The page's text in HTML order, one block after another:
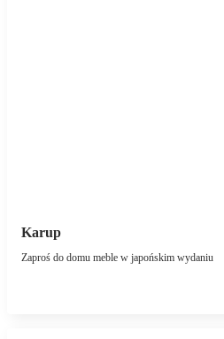
Karup
Zaproś do domu meble w japońskim wydaniu